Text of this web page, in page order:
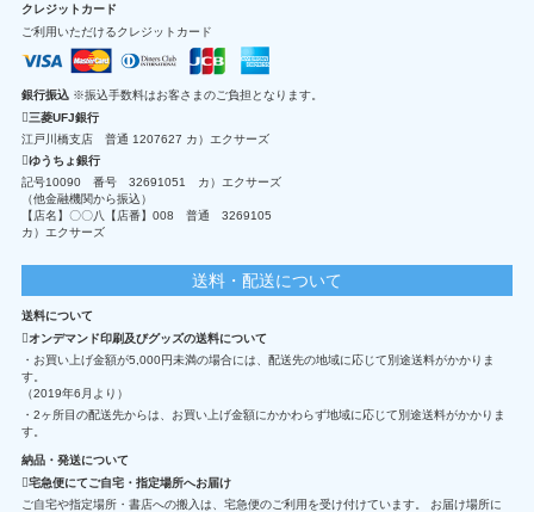
クレジットカード
ご利用いただけるクレジットカード
銀行振込 ※振込手数料はお客さまのご負担となります。
三菱UFJ銀行
江戸川橋支店 普通 1207627 カ）エクサーズ
ゆうちょ銀行
記号10090 番号 32691051 カ）エクサーズ
（他金融機関から振込）
【店名】〇〇八【店番】008 普通 3269105
カ）エクサーズ
送料・配送について
送料について
オンデマンド印刷及びグッズの送料について
・お買い上げ金額が5,000円未満の場合には、配送先の地域に応じて別途送料がかかりま
す。
（2019年6月より）
・2ヶ所目の配送先からは、お買い上げ金額にかかわらず地域に応じて別途送料がかかりま
す。
納品・発送について
宅急便にてご自宅・指定場所へお届け
ご自宅や指定場所・書店への搬入は、宅急便のご利用を受け付けています。 お届け場所に